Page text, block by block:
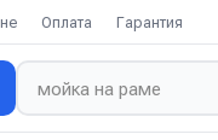
Оплата Гарантия